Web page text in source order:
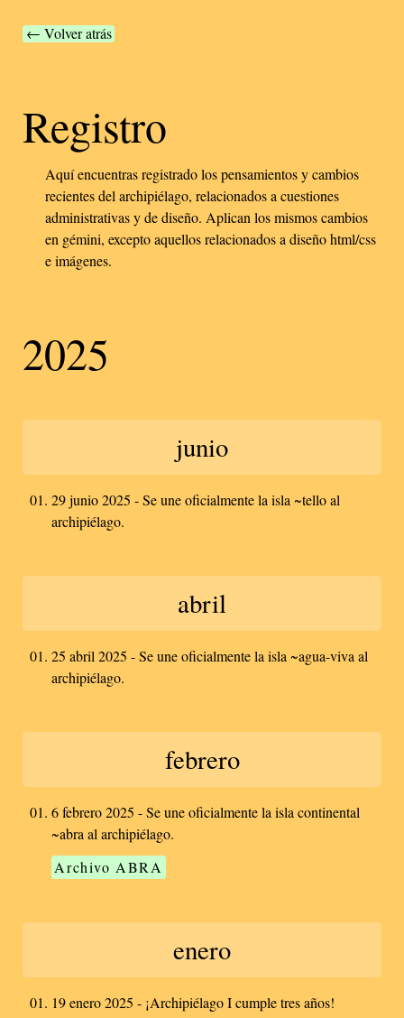
← Volver atrás
Registro
Aquí encuentras registrado los pensamientos y cambios
recientes del archipiélago, relacionados a cuestiones
administrativas y de diseño. Aplican los mismos cambios
en gémini, excepto aquellos relacionados a diseño html/css
e imágenes.
2025
junio
29 junio 2025 - Se une oficialmente la isla ~tello al
archipiélago.
abril
25 abril 2025 - Se une oficialmente la isla ~agua-viva al
archipiélago.
febrero
6 febrero 2025 - Se une oficialmente la isla continental
~abra al archipiélago.
Archivo ABRA
enero
19 enero 2025 - ¡Archipiélago I cumple tres años!